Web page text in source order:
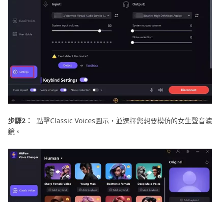
步驟2：
點擊Classic Voices圖示，並選擇您想要模仿的女生聲音濾
鏡。